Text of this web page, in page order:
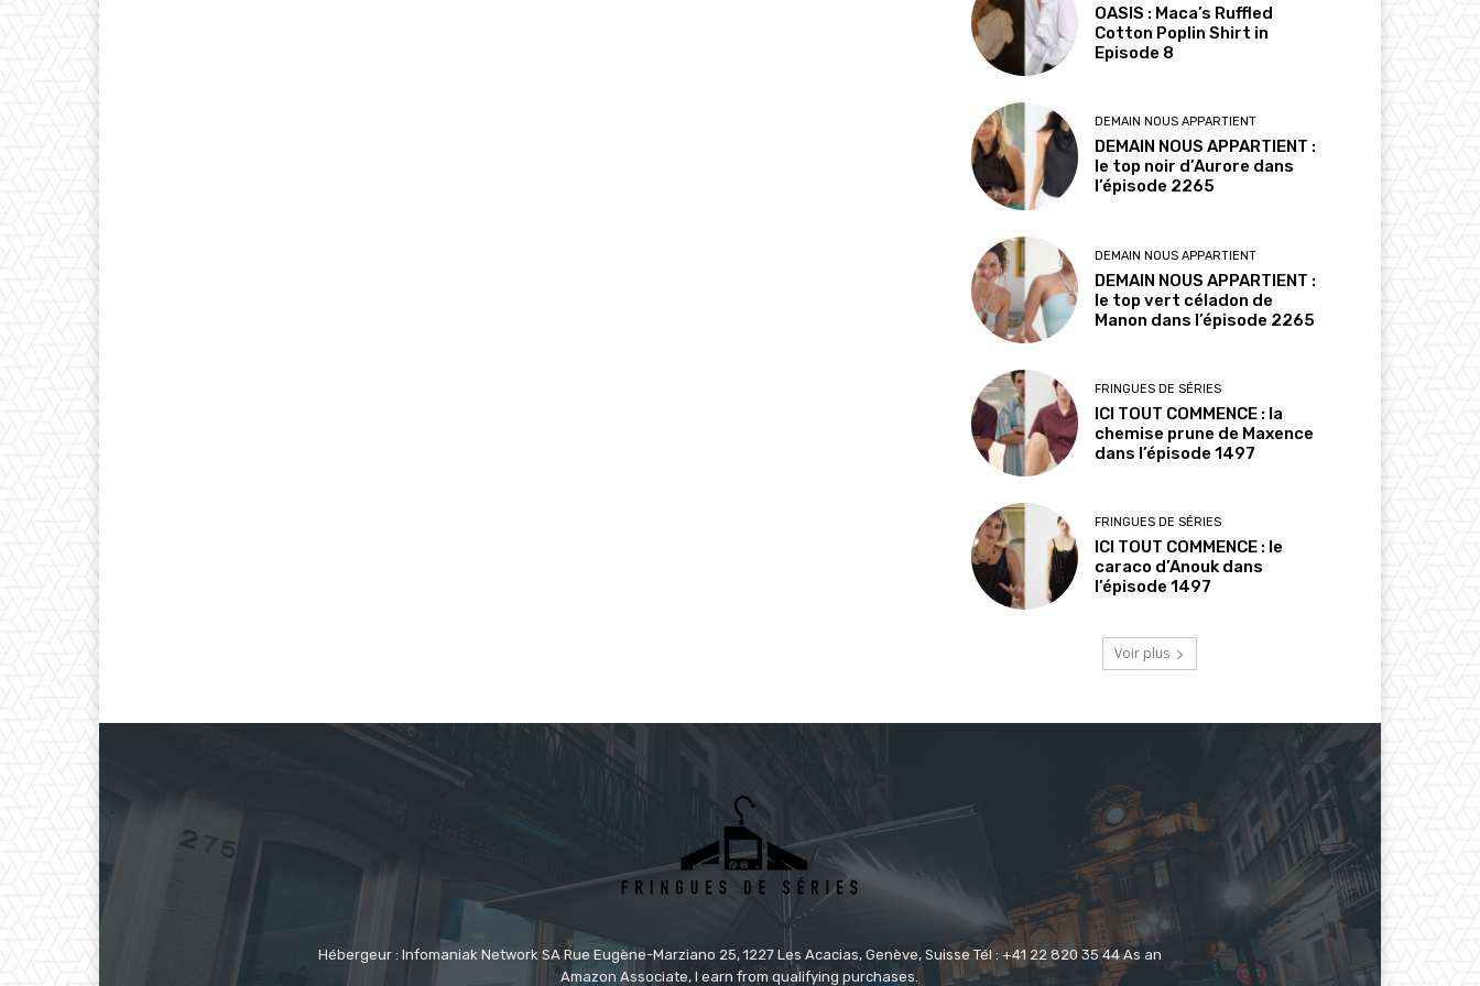
OASIS : Maca’s Ruffled
Cotton Poplin Shirt in
Episode 8
DEMAIN NOUS APPARTIENT
DEMAIN NOUS APPARTIENT :
le top noir d’Aurore dans
l’épisode 2265
DEMAIN NOUS APPARTIENT
DEMAIN NOUS APPARTIENT :
le top vert céladon de
Manon dans l’épisode 2265
FRINGUES DE SÉRIES
ICI TOUT COMMENCE : la
chemise prune de Maxence
dans l’épisode 1497
FRINGUES DE SÉRIES
ICI TOUT COMMENCE : le
caraco d’Anouk dans
l’épisode 1497
Voir plus
Hébergeur : Infomaniak Network SA Rue Eugène-Marziano 25, 1227 Les Acacias, Genève, Suisse Tél : +41 22 820 35 44 As an
Amazon Associate, I earn from qualifying purchases.